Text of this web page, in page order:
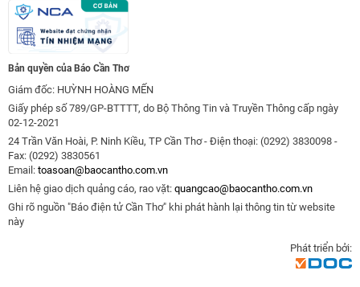
Bản quyền của Báo Cần Thơ
Giám đốc: HUỲNH HOÀNG MẾN
Giấy phép số 789/GP-BTTTT, do Bộ Thông Tin và Truyền Thông cấp ngày
02-12-2021
24 Trần Văn Hoài, P. Ninh Kiều, TP Cần Thơ - Điện thoại: (0292) 3830098 -
Fax: (0292) 3830561
Email: toasoan@baocantho.com.vn
Liên hệ giao dịch quảng cáo, rao vặt: quangcao@baocantho.com.vn
Ghi rõ nguồn "Báo điện tử Cần Thơ" khi phát hành lại thông tin từ website
này
Phát triển bởi: